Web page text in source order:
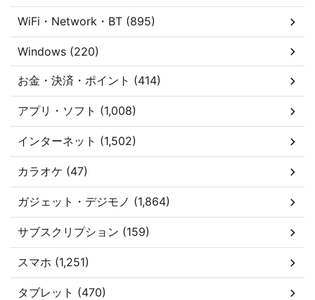
WiFi・Network・BT (895)
Windows (220)
お金・決済・ポイント (414)
アプリ・ソフト (1,008)
インターネット (1,502)
カラオケ (47)
ガジェット・デジモノ (1,864)
サブスクリプション (159)
スマホ (1,251)
タブレット (470)